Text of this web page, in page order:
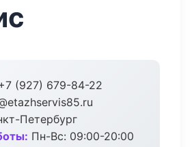
(927) 679-84-22
Петербург
Пн-Вс: 09:00-20:00